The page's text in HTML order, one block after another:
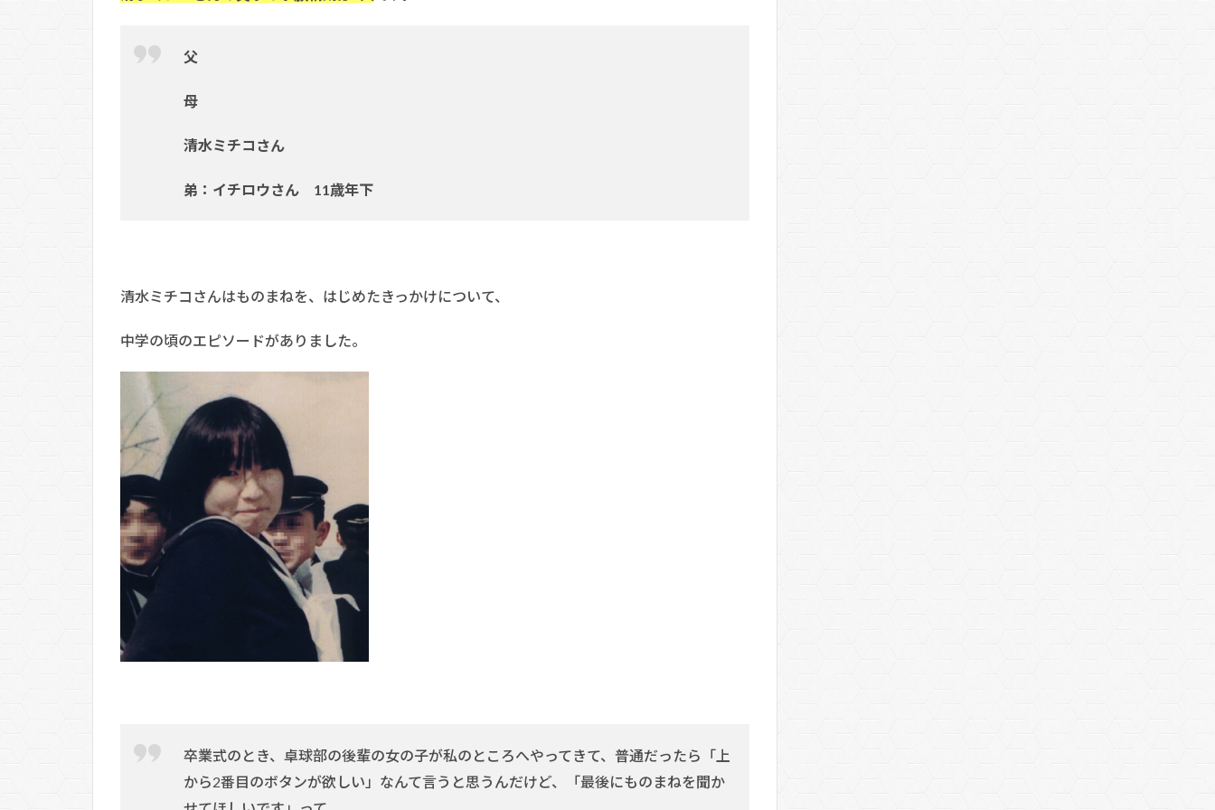
父
母
清水ミチコさん
弟：イチロウさん 11歳年下
清水ミチコさんはものまねを、はじめたきっかけについて、
中学の頃のエピソードがありました。
卒業式のとき、卓球部の後輩の女の子が私のところへやってきて、普通だったら「上
から2番目のボタンが欲しい」なんて言うと思うんだけど、「最後にものまねを聞か